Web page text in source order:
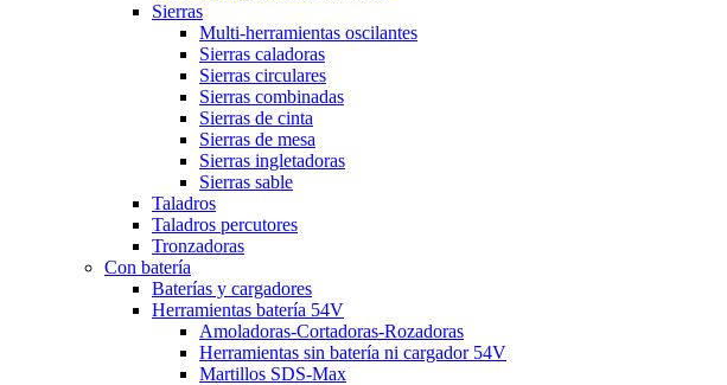
Sierras
Multi-herramientas oscilantes
Sierras caladoras
Sierras circulares
Sierras combinadas
Sierras de cinta
Sierras de mesa
Sierras ingletadoras
Sierras sable
Taladros
Taladros percutores
Tronzadoras
Con batería
Baterías y cargadores
Herramientas batería 54V
Amoladoras-Cortadoras-Rozadoras
Herramientas sin batería ni cargador 54V
Martillos SDS-Max